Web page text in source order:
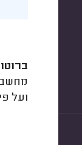
ועל